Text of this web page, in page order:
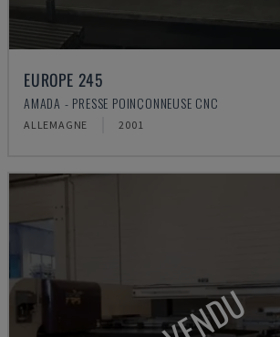
EUROPE 245
AMADA - PRESSE POINÇONNEUSE CNC
ALLEMAGNE 2001
VENDU